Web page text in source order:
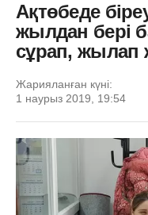
Ақтөбеде
жылдан бері
сұрап, жылап
Жарияланған күні:
1 наурыз 2019, 19:54